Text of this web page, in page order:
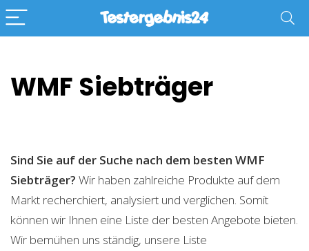
WMF Siebträger
Sind Sie auf der Suche nach dem besten WMF
Siebträger? Wir haben zahlreiche Produkte auf dem
Markt recherchiert, analysiert und verglichen. Somit
können wir Ihnen eine Liste der besten Angebote bieten.
Wir bemühen uns ständig, unsere Liste